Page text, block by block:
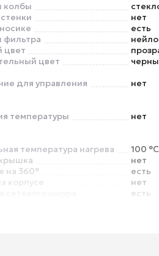
колбы
нет
есть
фильтра
цвет
цвет
для управления
нет
температуры
нет
температура нагрева
100 °C
нет
на 360°
есть
корпусе
нет
есть